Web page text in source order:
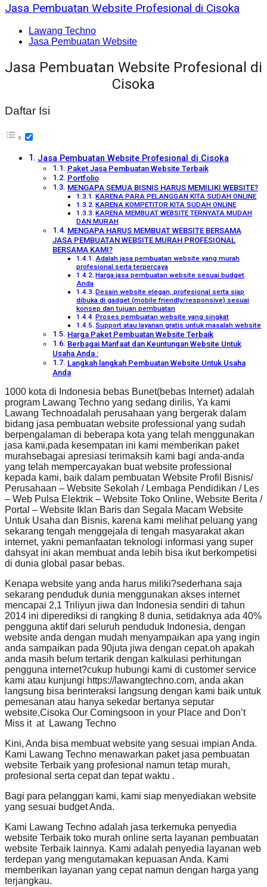
Jasa Pembuatan Website Profesional di Cisoka
Lawang Techno
Jasa Pembuatan Website
Jasa Pembuatan Website Profesional di
Cisoka
Daftar Isi
Jasa Pembuatan Website Profesional di Cisoka
Paket Jasa Pembuatan Website Terbaik
Portfolio
MENGAPA SEMUA BISNIS HARUS MEMILIKI WEBSITE?
KARENA PARA PELANGGAN KITA SUDAH ONLINE
KARENA KOMPETITOR KITA SUDAH ONLINE
KARENA MEMBUAT WEBSITE TERNYATA MUDAH
DAN MURAH
MENGAPA HARUS MEMBUAT WEBSITE BERSAMA
JASA PEMBUATAN WEBSITE MURAH PROFESIONAL
BERSAMA KAMI?
Adalah jasa pembuatan website yang murah
profesional serta terpercaya
Harga jasa pembuatan website sesuai budget
Anda
Desain website elegan, profesional serta siap
dibuka di gadget (mobile friendly/responsive) sesuai
konsep dan tujuan pembuatan
Proses pembuatan website yang singkat
Support atau layanan gratis untuk masalah website
Harga Paket Pembuatan Website Terbaik
Berbagai Manfaat dan Keuntungan Website Untuk
Usaha Anda :
Langkah langkah Pembuatan Website Untuk Usaha
Anda
1000 kota di Indonesia bebas Bunet(bebas Internet) adalah
program Lawang Techno yang sedang dirilis, Ya kami
Lawang Technoadalah perusahaan yang bergerak dalam
bidang jasa pembuatan website professional yang sudah
berpengalaman di beberapa kota yang telah menggunakan
jasa kami,pada kesempatan ini kami memberikan paket
murahsebagai apresiasi terimaksih kami bagi anda-anda
yang telah mempercayakan buat website professional
kepada kami, baik dalam pembuatan Website Profil Bisnis/
Perusahaan – Website Sekolah / Lembaga Pendidikan / Les
– Web Pulsa Elektrik – Website Toko Online, Website Berita /
Portal – Website Iklan Baris dan Segala Macam Website
Untuk Usaha dan Bisnis, karena kami melihat peluang yang
sekarang tengah menggejala di tengah masyarakat akan
internet, yakni pemanfaatan teknologi informasi yang super
dahsyat ini akan membuat anda lebih bisa ikut berkompetisi
di dunia global pasar bebas.
Kenapa website yang anda harus miliki?sederhana saja
sekarang penduduk dunia menggunakan akses internet
mencapai 2,1 Triliyun jiwa dan Indonesia sendiri di tahun
2014 ini diperediksi di rangking 8 dunia, setidaknya ada 40%
pengguna aktif dari seluruh penduduk Indonesia, dengan
website anda dengan mudah menyampaikan apa yang ingin
anda sampaikan pada 90juta jiwa dengan cepat.oh apakah
anda masih belum tertarik dengan kalkulasi perhitungan
pengguna internet?cukup hubungi kami di customer service
kami atau kunjungi https://lawangtechno.com, anda akan
langsung bisa berinteraksi langsung dengan kami baik untuk
pemesanan atau hanya sekedar bertanya seputar
website,Cisoka Our Comingsoon in your Place and Don’t
Miss it at Lawang Techno
Kini, Anda bisa membuat website yang sesuai impian Anda.
Kami Lawang Techno menawarkan paket jasa pembuatan
website Terbaik yang profesional namun tetap murah,
profesional serta cepat dan tepat waktu .
Bagi para pelanggan kami, kami siap menyediakan website
yang sesuai budget Anda.
Kami Lawang Techno adalah jasa terkemuka penyedia
website Terbaik toko murah online serta layanan pembuatan
website Terbaik lainnya. Kami adalah penyedia layanan web
terdepan yang mengutamakan kepuasan Anda. Kami
memberikan layanan yang cepat namun dengan harga yang
terjangkau.